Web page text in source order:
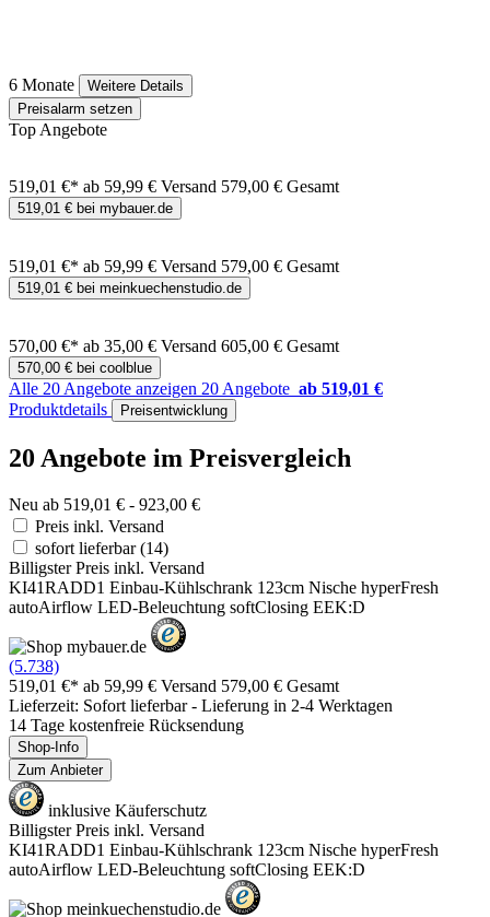
6 Monate
Weitere Details
Preisalarm setzen
Top Angebote
519,01 €* ab 59,99 € Versand 579,00 € Gesamt
519,01 € bei mybauer.de
519,01 €* ab 59,99 € Versand 579,00 € Gesamt
519,01 € bei meinkuechenstudio.de
570,00 €* ab 35,00 € Versand 605,00 € Gesamt
570,00 € bei coolblue
Alle 20 Angebote anzeigen 20 Angebote ab 519,01 €
Produktdetails
Preisentwicklung
20 Angebote im Preisvergleich
Neu ab 519,01 € - 923,00 €
Preis inkl. Versand
sofort lieferbar(14)
Billigster Preis inkl. Versand
KI41RADD1 Einbau-Kühlschrank 123cm Nische hyperFresh
autoAirflow LED-Beleuchtung softClosing EEK:D
(5.738)
519,01 €* ab 59,99 € Versand 579,00 € Gesamt
Lieferzeit: Sofort lieferbar - Lieferung in 2-4 Werktagen
14 Tage kostenfreie Rücksendung
Shop-Info
Zum Anbieter
inklusive Käuferschutz
Billigster Preis inkl. Versand
KI41RADD1 Einbau-Kühlschrank 123cm Nische hyperFresh
autoAirflow LED-Beleuchtung softClosing EEK:D